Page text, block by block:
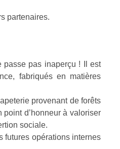
partenaires.
passe pas inaperçu ! Il est
fabriqués en matières
provenant de forêts
d’honneur à valoriser
sociale.
futures opérations internes